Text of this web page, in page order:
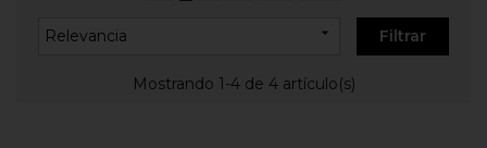
Relevancia  Filtrar
Mostrando 1-4 de 4 artículo(s)